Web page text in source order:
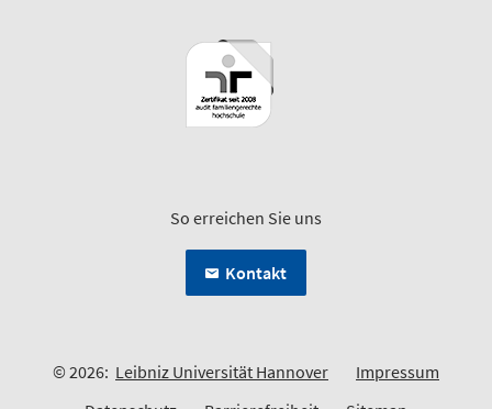
So erreichen Sie uns
Kontakt
© 2026: Leibniz Universität Hannover
Impressum